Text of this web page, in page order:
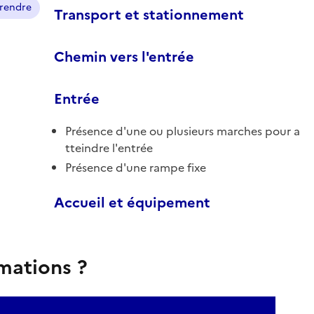
Transport et stationnement
Chemin vers l'entrée
Entrée
Présence d'une ou plusieurs marches pour a
tteindre l'entrée
Présence d'une rampe fixe
Accueil et équipement
?